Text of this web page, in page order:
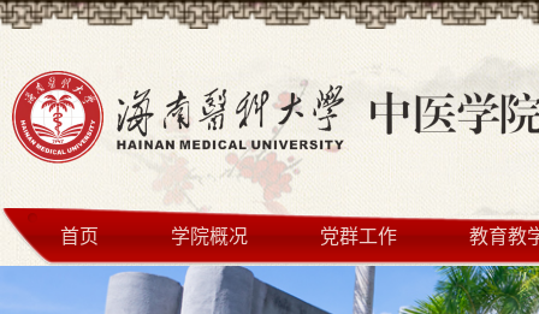
首页 学院概况 党群工作 教育教